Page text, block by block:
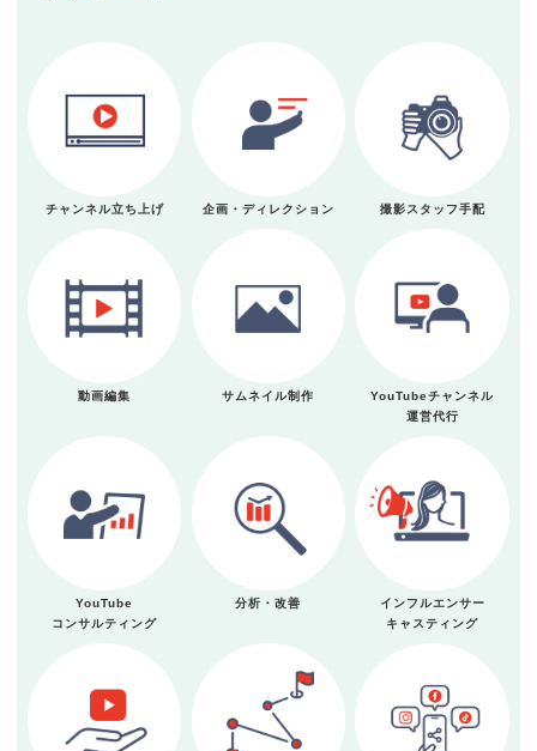
チャンネル立ち上げ 企画・ディレクション 撮影スタッフ手配
動画編集 サムネイル制作
YouTubeチャンネル
運営代行
YouTube
コンサルティング
分析・改善
インフルエンサー
キャスティング